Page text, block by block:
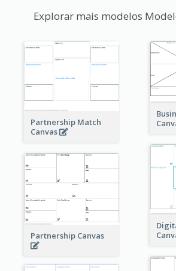
Explorar mais modelos
Partnership Match
Canvas
Partnership Canvas